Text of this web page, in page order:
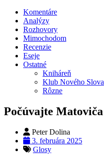
Komentáre
Analýzy
Rozhovory
Mimochodom
Recenzie
Eseje
Ostatné
Kniháreň
Klub Nového Slova
Rôzne
Počúvajte Matoviča
Peter Dolina
3. februára 2025
Glosy